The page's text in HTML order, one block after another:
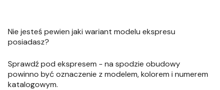
Nie jesteś pewien jaki wariant modelu ekspresu
posiadasz?
Sprawdź pod ekspresem - na spodzie obudowy
powinno być oznaczenie z modelem, kolorem i numerem
katalogowym.